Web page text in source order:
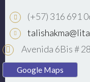
(+57) 316 691
Avenida 6Bis #
Google Maps